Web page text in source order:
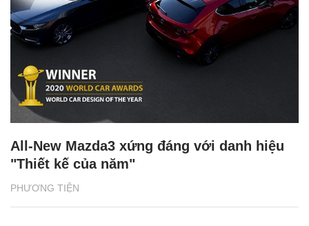
PHƯƠNG TIỆN
All-New Mazda3 xứng đáng với danh hiệu
"Thiết kế của năm"